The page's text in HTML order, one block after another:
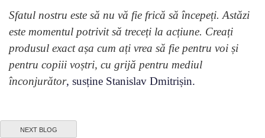
Sfatul nostru este să nu vă fie frică să începeți. Astăzi
este momentul potrivit să treceți la acțiune. Creați
produsul exact așa cum ați vrea să fie pentru voi și
pentru copiii voștri, cu grijă pentru mediul
înconjurător, susține Stanislav Dmitrișin.
NEXT BLOG